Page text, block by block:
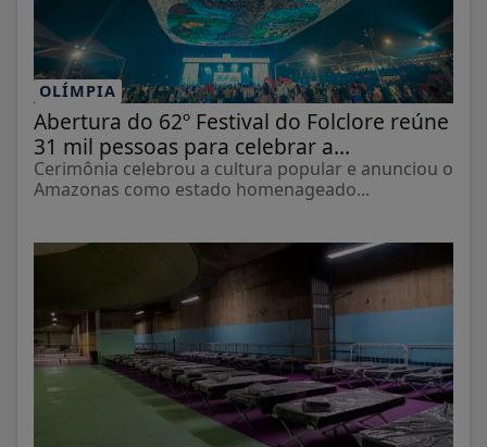
OLÍMPIA
Abertura do 62º Festival do Folclore reúne
31 mil pessoas para celebrar a...
Cerimônia celebrou a cultura popular e anunciou o
Amazonas como estado homenageado...